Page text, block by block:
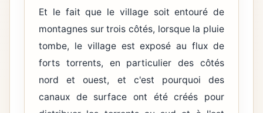
Et le fait que le village soit entouré de
montagnes sur trois côtés, lorsque la pluie
tombe, le village est exposé au flux de
forts torrents, en particulier des côtés
nord et ouest, et c'est pourquoi des
canaux de surface ont été créés pour